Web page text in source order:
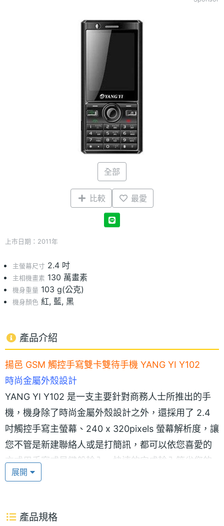
全部
比較 最愛
上市日期：2011年
主螢幕尺寸 2.4 吋
主相機畫素 130 萬畫素
機身重量 103 g(公克)
機身顏色 紅, 藍, 黑
產品介紹
揚邑 GSM 觸控手寫雙卡雙待手機 YANG YI Y102
時尚金屬外殼設計
YANG YI Y102 是一支主要針對商務人士所推出的手
機，機身除了時尚金屬外殼設計之外，還採用了 2.4
吋觸控手寫主螢幕、240 x 320pixels 螢幕解析度，讓
您不管是新建聯絡人或是打簡訊，都可以依您喜愛的
方式用手寫或是鍵盤輸入，快速的完成輸入節省您的
寶貴時間。
GSM 雙卡雙待
展開
產品規格